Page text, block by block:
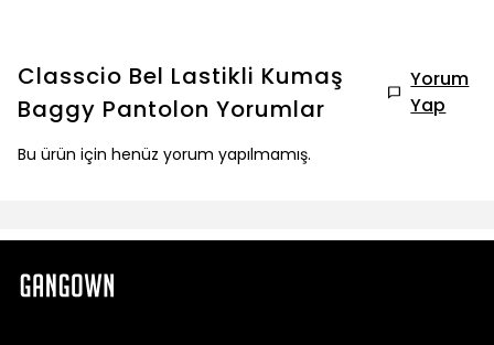
Classcio Bel Lastikli Kumaş
Baggy Pantolon Yorumlar
Yorum
Yap
Bu ürün için henüz yorum yapılmamış.